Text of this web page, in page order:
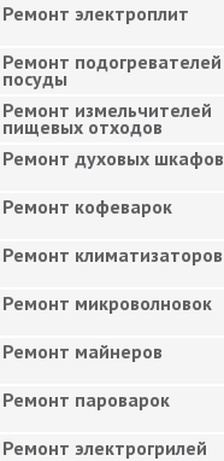
Ремонт электроплит
Ремонт подогревателей
посуды
Ремонт измельчителей
пищевых отходов
Ремонт духовых шкафов
Ремонт кофеварок
Ремонт климатизаторов
Ремонт микроволновок
Ремонт майнеров
Ремонт пароварок
Ремонт электрогрилей